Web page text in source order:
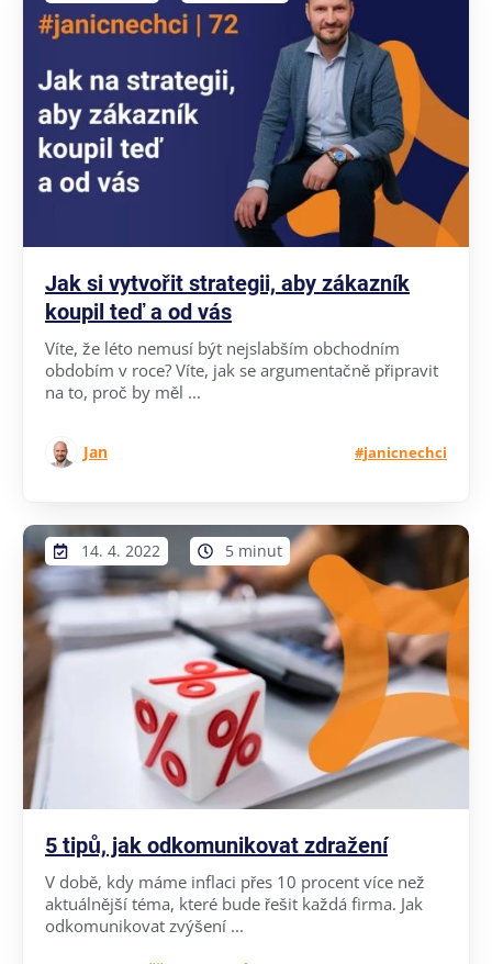
Jak si vytvořit strategii, aby zákazník
koupil teď a od vás
Víte, že léto nemusí být nejslabším obchodním
obdobím v roce? Víte, jak se argumentačně připravit
na to, proč by měl ...
Jan #janicnechci
14. 4. 2022 5 minut
5 tipů, jak odkomunikovat zdražení
V době, kdy máme inflaci přes 10 procent více než
aktuálnější téma, které bude řešit každá firma. Jak
odkomunikovat zvýšení ...